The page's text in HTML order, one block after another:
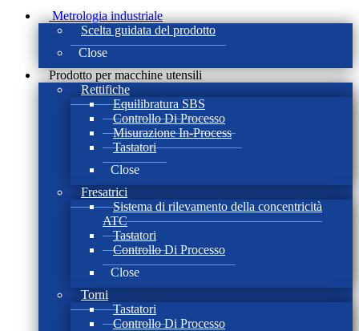
Metrologia industriale
Scelta guidata del prodotto
Close
Prodotto per macchine utensili
Rettifiche
Equilibratura SBS
Controllo Di Processo
Misurazione In-Process
Tastatori
Close
Fresatrici
Sistema di rilevamento della concentricità
ATC
Tastatori
Controllo Di Processo
Close
Torni
Tastatori
Controllo Di Processo